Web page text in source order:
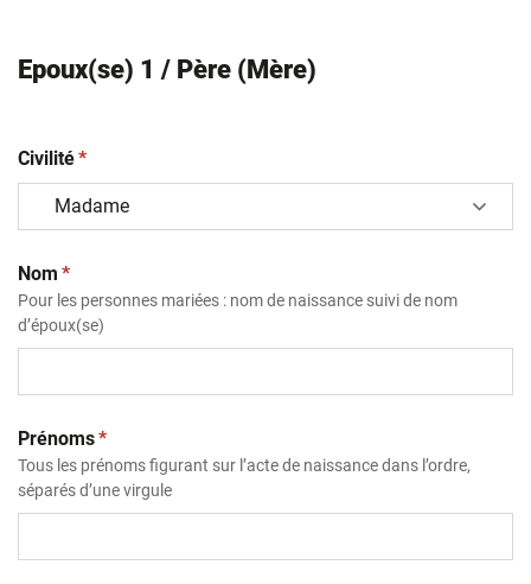
Epoux(se) 1 / Père (Mère)
Civilité(obligatoire)
*
Nom (obligatoire)
*
Pour les personnes mariées : nom de naissance suivi de nom
d’époux(se)
Prénoms(obligatoire)
*
Tous les prénoms figurant sur l’acte de naissance dans l’ordre,
séparés d’une virgule